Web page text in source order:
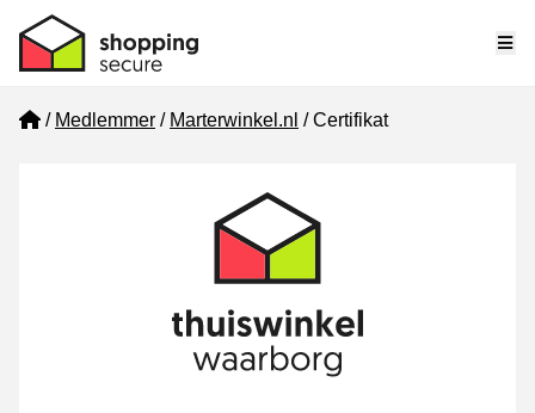
Home
Medlemmer Marterwinkel.nl Certifikat